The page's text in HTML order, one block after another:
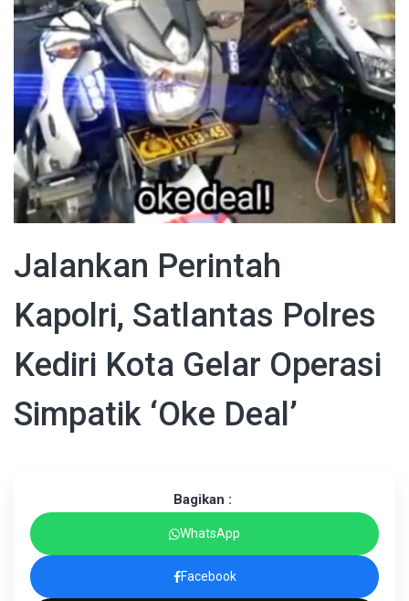
Jalankan Perintah
Kapolri, Satlantas Polres
Kediri Kota Gelar Operasi
Simpatik ‘Oke Deal’
Bagikan :
WhatsApp
Facebook